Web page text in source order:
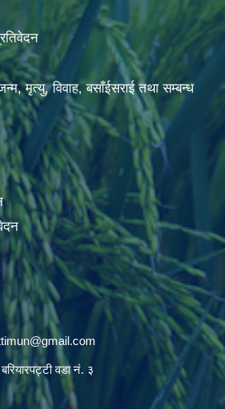
मृत्यु, विवाह, बसाँईसराई तथा सम्बन्ध
बरियारपट्टी वडा नं. ३